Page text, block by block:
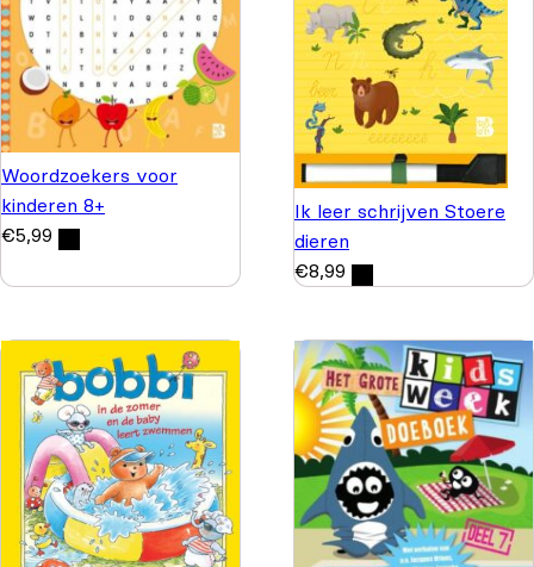
Woordzoekers voor
kinderen 8+
€5,99
Ik leer schrijven Stoere
dieren
€8,99